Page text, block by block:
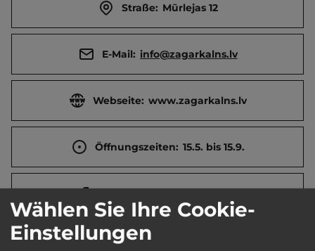
Straße: Mūrlejas 12
E-Mail: info@zagarkalns.lv
Webseite: www.zagarkalns.lv
Öffnungszeiten: 15.5. bis 15.9.
Wählen Sie Ihre Cookie-
Einstellungen